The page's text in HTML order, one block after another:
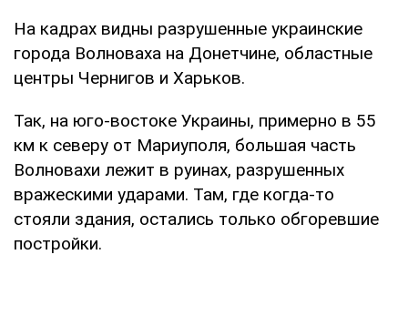
На кадрах видны разрушенные украинские
города Волноваха на Донетчине, областные
центры Чернигов и Харьков.
Так, на юго-востоке Украины, примерно в 55
км к северу от Мариуполя, большая часть
Волновахи лежит в руинах, разрушенных
вражескими ударами. Там, где когда-то
стояли здания, остались только обгоревшие
постройки.